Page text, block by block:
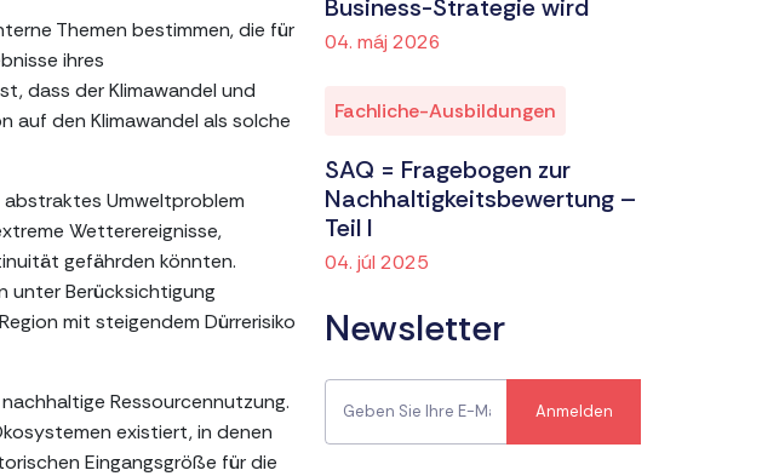
Themen bestimmen, die für
ihres
dass der Klimawandel und
auf den Klimawandel als solche
abstraktes Umweltproblem
Wetterereignisse,
gefährden könnten.
unter Berücksichtigung
mit steigendem Dürrerisiko
Ressourcennutzung.
existiert, in denen
Eingangsgröße für die
Business-Strategie wird
04. máj 2026
Fachliche-Ausbildungen
SAQ = Fragebogen zur
Nachhaltigkeitsbewertung –
Teil I
04. júl 2025
Newsletter